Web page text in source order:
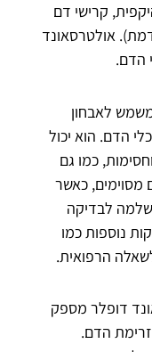
קרישי דם
אולטרסאונד
הדם.
לאבחון
הדם. הוא יכול
כמו גם
כאשר
לבדיקה
נוספות כמו
הרפואית.
דופלר מספק
הדם.